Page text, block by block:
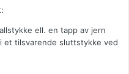
ell. en tapp av jern
et tilsvarende sluttstykke ved